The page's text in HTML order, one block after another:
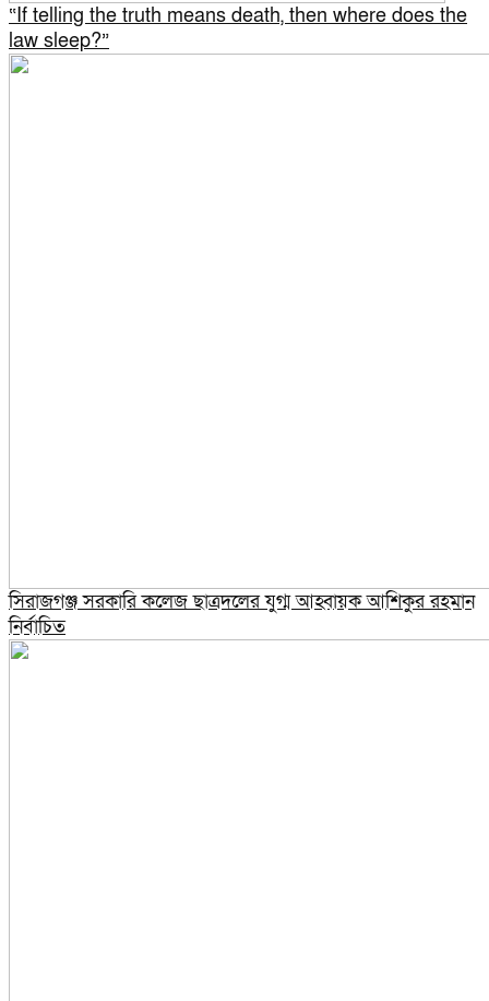
“If telling the truth means death, then where does the
law sleep?”
সিরাজগঞ্জ সরকারি কলেজ ছাত্রদলের যুগ্ম আহ্বায়ক আশিকুর রহমান
নির্বাচিত